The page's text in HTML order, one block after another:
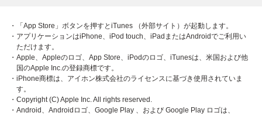
・「App Store」ボタンを押すとiTunes （外部サイト）が起動します。
・アプリケーションはiPhone、iPod touch、iPadまたはAndroidでご利用い
ただけます。
・Apple、Appleのロゴ、App Store、iPodのロゴ、iTunesは、米国および他
国のApple Inc.の登録商標です。
・iPhone商標は、アイホン株式会社のライセンスに基づき使用されていま
す。
・Copyright (C) Apple Inc. All rights reserved.
・Android、Androidロゴ、Google Play 、および Google Play ロゴは、